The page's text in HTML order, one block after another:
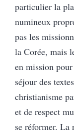
particulier la
numineux
pas les
la Corée, mais
en mission
séjour des
christianisme
et de respect
se réformer. La